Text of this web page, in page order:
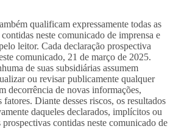
qualificam expressamente todas as
neste comunicado de imprensa e
leitor. Cada declaração prospectiva
comunicado, 21 de março de 2025.
de suas subsidiárias assumem
ou revisar publicamente qualquer
decorrência de novas informações,
Diante desses riscos, os resultados
daqueles declarados, implícitos ou
contidas neste comunicado de